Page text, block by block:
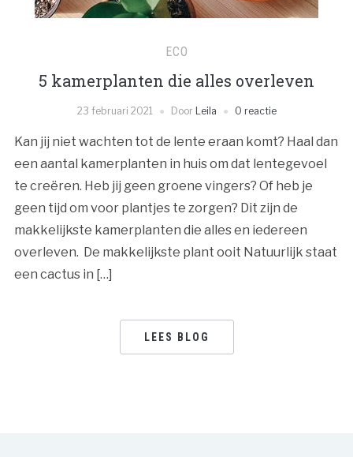
ECO
5 kamerplanten die alles overleven
23 februari 2021 Door Leila 0 reactie
Kan jij niet wachten tot de lente eraan komt? Haal dan
een aantal kamerplanten in huis om dat lentegevoel
te creëren. Heb jij geen groene vingers? Of heb je
geen tijd om voor plantjes te zorgen? Dit zijn de
makkelijkste kamerplanten die alles en iedereen
overleven. De makkelijkste plant ooit Natuurlijk staat
een cactus in […]
LEES BLOG